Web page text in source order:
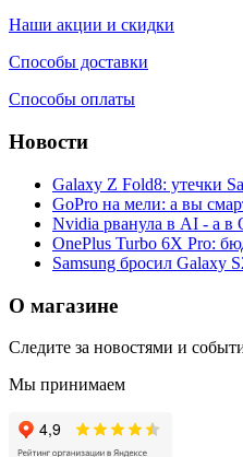
Наши акции и скидки
Способы доставки
Способы оплаты
Новости
Galaxy Z Fold8: утечки
GoPro на мели: а вы
Nvidia рванула в AI - а
OnePlus Turbo 6X Pro:
Samsung бросил Galaxy
О магазине
Следите за новостями и
Мы принимаем